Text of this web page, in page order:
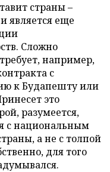
страны –
является еще
Сложно
например,
с
к Будапешту или
это
разумеется,
с национальным
а не с толпой
для того